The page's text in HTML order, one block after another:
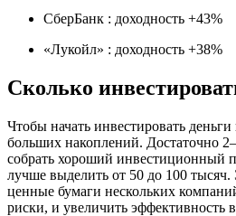
СберБанк : доходность +43%
«Лукойл» : доходность +38%
Сколько
Чтобы начать инвестировать
больших накоплений. Достаточно
собрать хороший инвестиционный
лучше выделить от 50 до 100 тысяч.
ценные бумаги нескольких
риски, и увеличить эффективность